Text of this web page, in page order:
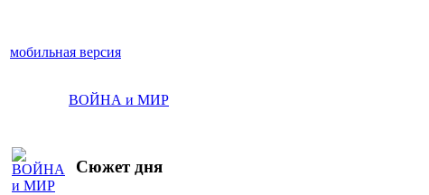
мобильная версия
ВОЙНА и МИР
Сюжет дня